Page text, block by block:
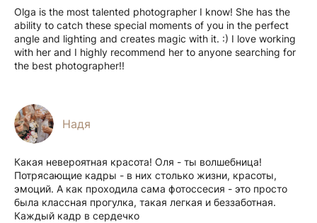
Olga is the most talented photographer I know! She has the
ability to catch these special moments of you in the perfect
angle and lighting and creates magic with it. :) I love working
with her and I highly recommend her to anyone searching for
the best photographer!!
Надя
Какая невероятная красота! Оля - ты волшебница!
Потрясающие кадры - в них столько жизни, красоты,
эмоций. А как проходила сама фотоссесия - это просто
была классная прогулка, такая легкая и беззаботная.
Каждый кадр в сердечко